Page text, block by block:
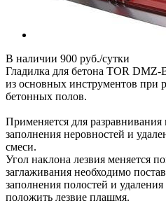
В наличии 900 руб./сутки
Гладилка для бетона TOR
из основных инструментов при
бетонных полов.
Применяется для
заполнения неровностей и
смеси.
Угол наклона лезвия меняется
заглаживания необходимо
заполнения полостей и
положить лезвие плашмя.